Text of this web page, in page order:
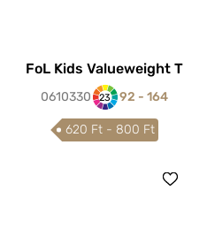
FoL Kids Valueweight T
0610330 23 92 - 164
620 Ft - 800 Ft